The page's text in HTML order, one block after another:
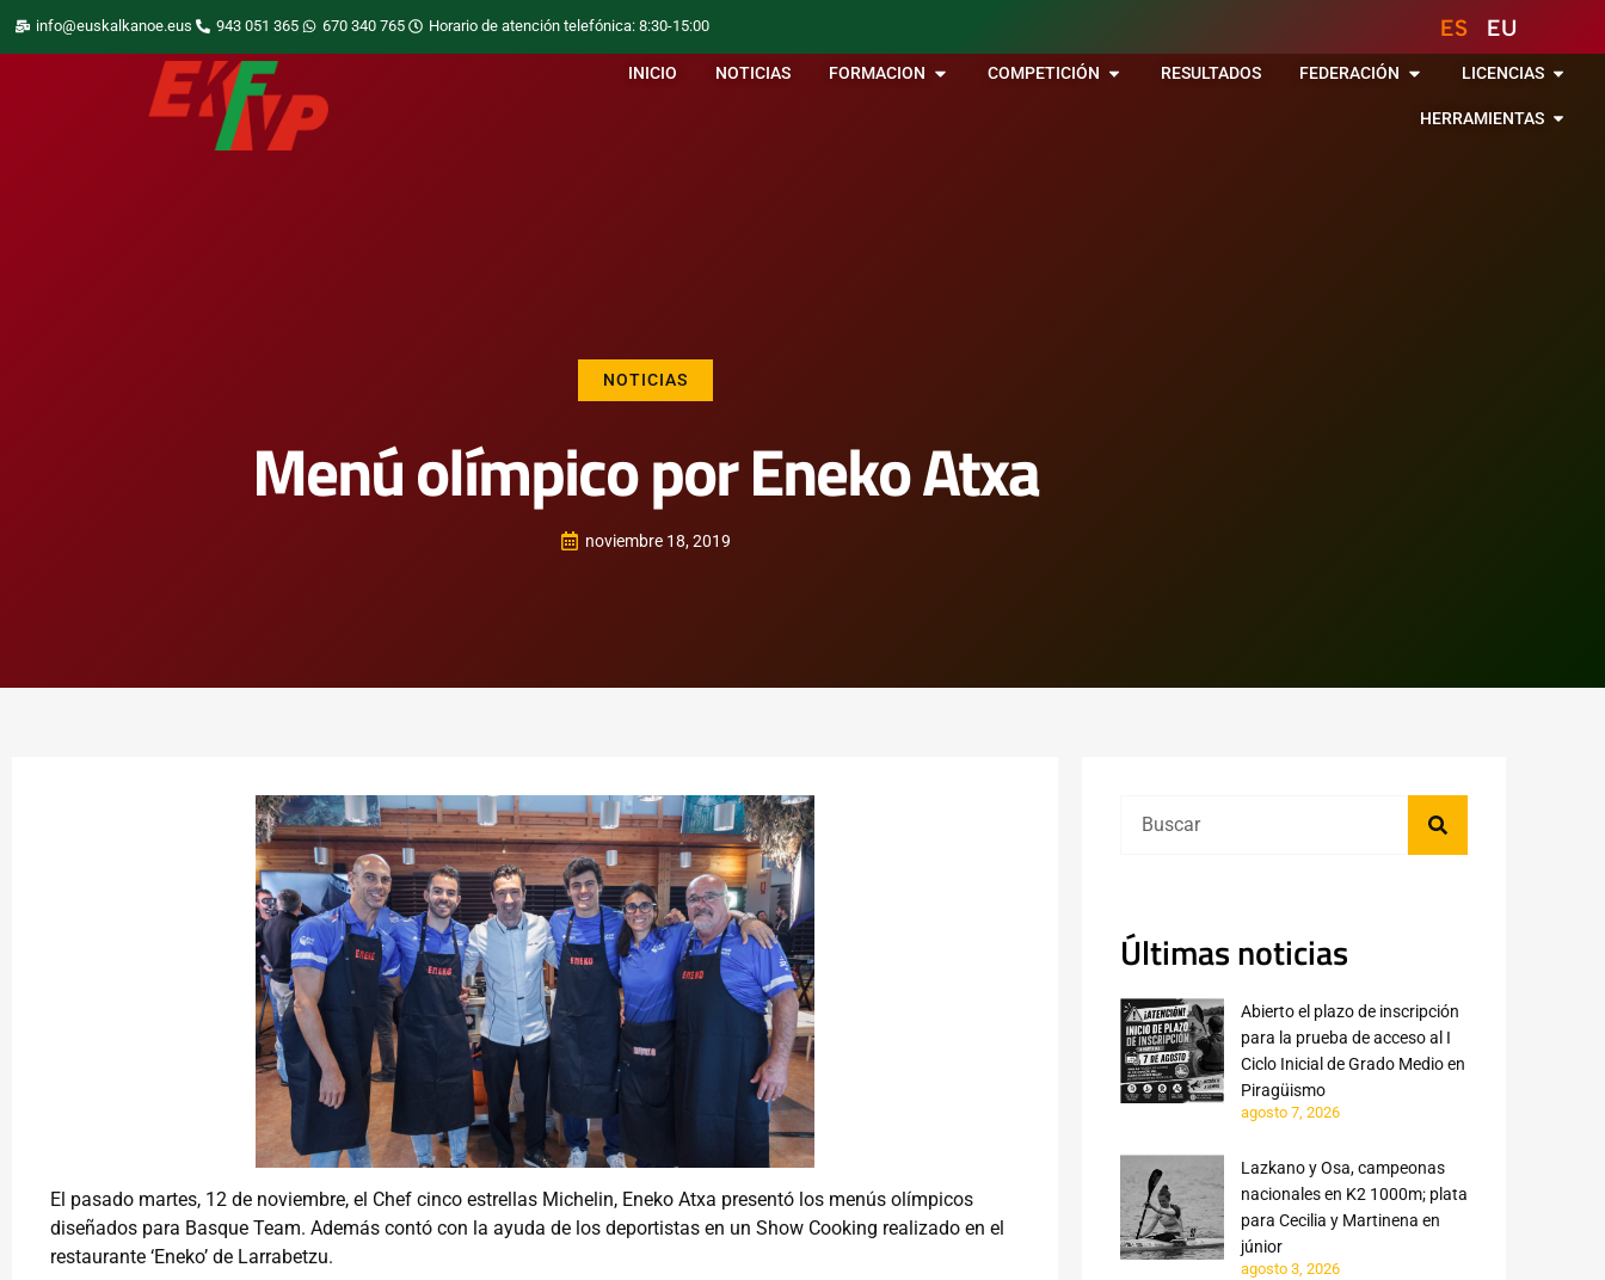
info@euskalkanoe.eus 943 051 365 670 340 765 Horario de atención telefónica: 8:30-15:00 ES EU
INICIO NOTICIAS FORMACION COMPETICIÓN RESULTADOS FEDERACIÓN LICENCIAS
HERRAMIENTAS
NOTICIAS
Menú olímpico por Eneko Atxa
noviembre 18, 2019
El pasado martes, 12 de noviembre, el Chef cinco estrellas Michelin, Eneko Atxa presentó los menús olímpicos
diseñados para Basque Team. Además contó con la ayuda de los deportistas en un Show Cooking realizado en el
restaurante ‘Eneko’ de Larrabetzu.
Últimas noticias
Abierto el plazo de inscripción
para la prueba de acceso al I
Ciclo Inicial de Grado Medio en
Piragüismo
agosto 7, 2026
Lazkano y Osa, campeonas
nacionales en K2 1000m; plata
para Cecilia y Martinena en
júnior
agosto 3, 2026